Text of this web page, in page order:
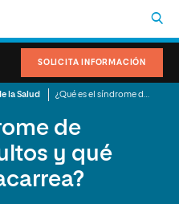
SOLICITA INFORMACIÓN
la Salud
de
y qué